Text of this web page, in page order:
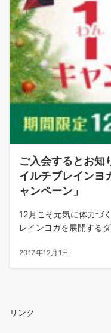
ご入会するとお知
イルチブレインヨ
ャンペーン」
12月こそ元気に体力づ
レインヨガを展開する
2017年12月1日
リンク